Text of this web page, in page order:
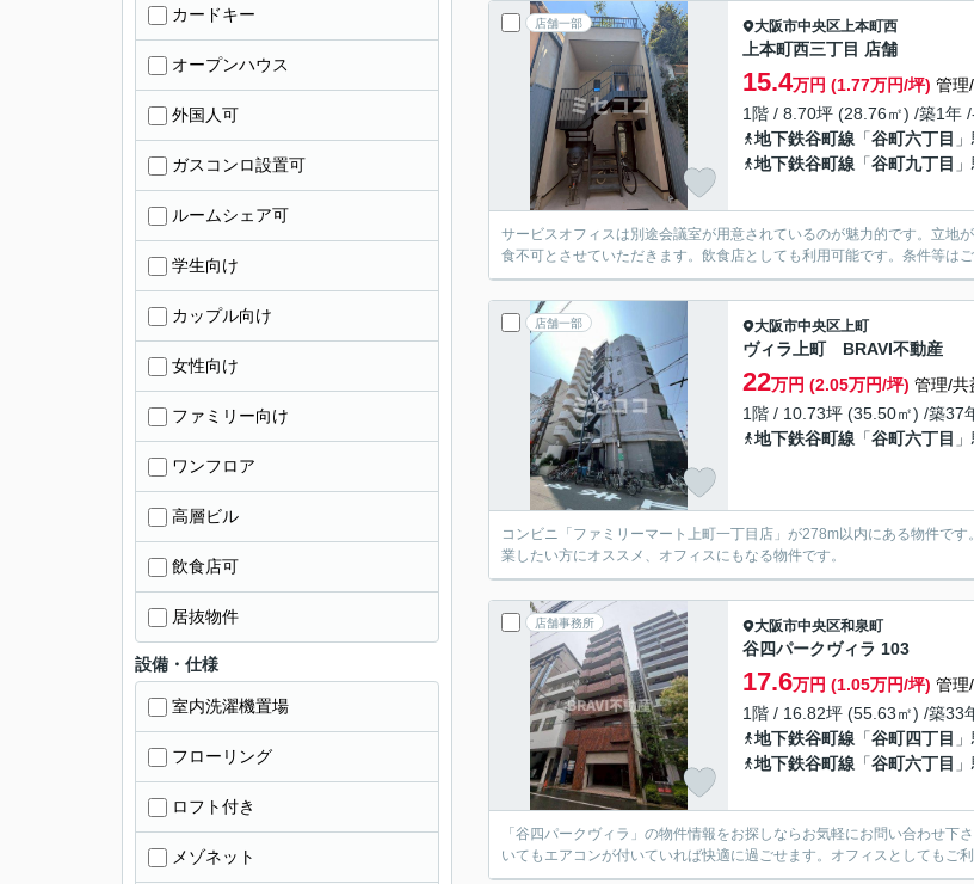
店舗一部 大阪市中央区上本町西
上本町西三丁目 店舗
15.4万円 (1.77万円/坪) 管理
1階 / 8.70坪 (28.76㎡) /築1年
地下鉄谷町線 「谷町六丁目
地下鉄谷町線 「谷町九丁目
サービスオフィスは別途会議室が用意されているのが魅力的です。立地
食不可とさせていただきます。飲食店としても利用可能です。条件等はご
店舗一部 大阪市中央区上町
ヴィラ上町 BRAVI不動産
22万円 (2.05万円/坪) 管理/共
1階 / 10.73坪 (35.50㎡) /築37
地下鉄谷町線 「谷町六丁目
コンビニ「ファミリーマート上町一丁目店」が278m以内にある物件で
業したい方にオススメ、オフィスにもなる物件です。
店舗事務所 大阪市中央区和泉町
谷四パークヴィラ 103
17.6万円 (1.05万円/坪) 管理
1階 / 16.82坪 (55.63㎡) /築33
地下鉄谷町線 「谷町四丁目
地下鉄谷町線 「谷町六丁目
「谷四パークヴィラ」の物件情報をお探しならお気軽にお問い合わせ
いてもエアコンが付いていれば快適に過ごせます。オフィスとしてもご
カードキー
オープンハウス
外国人可
ガスコンロ設置可
ルームシェア可
学生向け
カップル向け
女性向け
ファミリー向け
ワンフロア
高層ビル
飲食店可
居抜物件
設備・仕様
室内洗濯機置場
フローリング
ロフト付き
メゾネット